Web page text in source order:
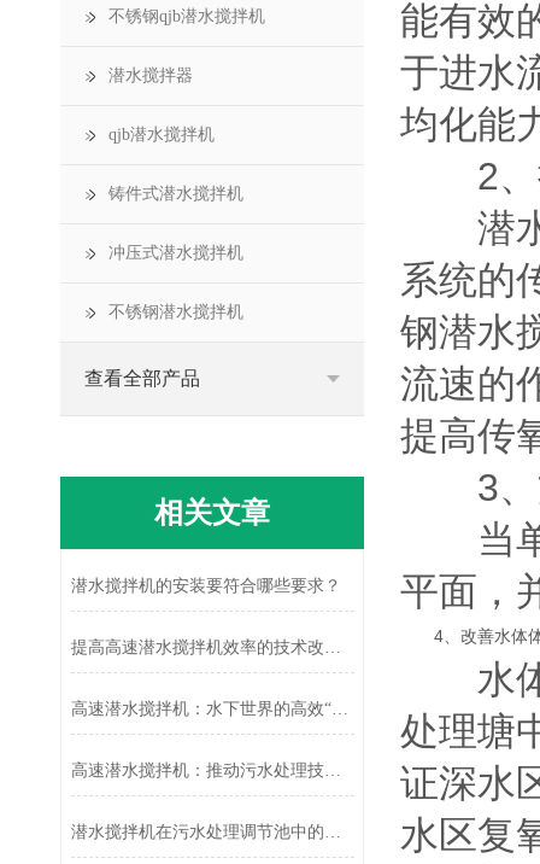
能有效
于进水
均化能
2、
潜水
系统的
钢潜水
流速的
提高传
3、
当单
平面，
4、改善水体
水体
处理塘
证深水
水区复
不锈钢qjb潜水搅拌机
潜水搅拌器
qjb潜水搅拌机
铸件式潜水搅拌机
冲压式潜水搅拌机
不锈钢潜水搅拌机
查看全部产品
相关文章
潜水搅拌机的安装要符合哪些要求？
提高高速潜水搅拌机效率的技术改进与应用
高速潜水搅拌机：水下世界的高效“搅拌能手”
高速潜水搅拌机：推动污水处理技术革新
潜水搅拌机在污水处理调节池中的应用及效果分析